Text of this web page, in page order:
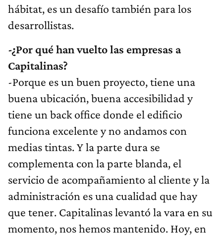
hábitat, es un desafío también para los
desarrollistas.
-¿Por qué han vuelto las empresas a
Capitalinas?
-Porque es un buen proyecto, tiene una
buena ubicación, buena accesibilidad y
tiene un back office donde el edificio
funciona excelente y no andamos con
medias tintas. Y la parte dura se
complementa con la parte blanda, el
servicio de acompañamiento al cliente y la
administración es una cualidad que hay
que tener. Capitalinas levantó la vara en su
momento, nos hemos mantenido. Hoy, en